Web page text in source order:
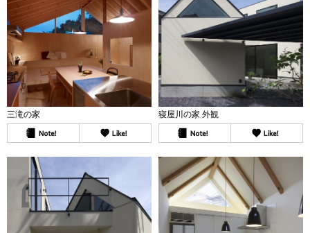
三滝の家 寝屋川の家 外観